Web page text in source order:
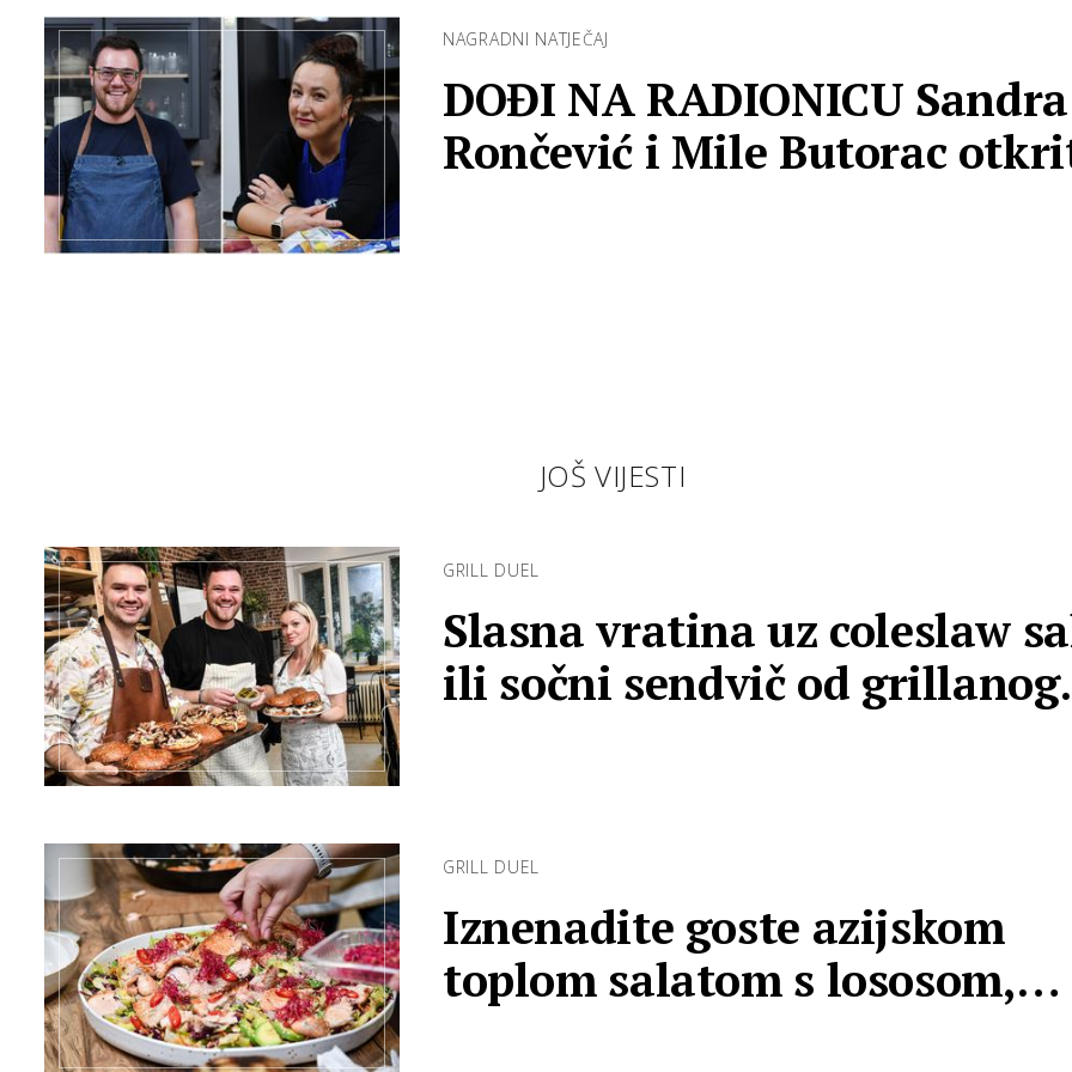
NAGRADNI NATJEČAJ
DOĐI NA RADIONICU Sandra
Rončević i Mile Butorac
JOŠ VIJESTI
GRILL DUEL
Slasna vratina uz coleslaw
ili sočni sendvič od grillanog
GRILL DUEL
Iznenadite goste azijskom
toplom salatom s lososom,